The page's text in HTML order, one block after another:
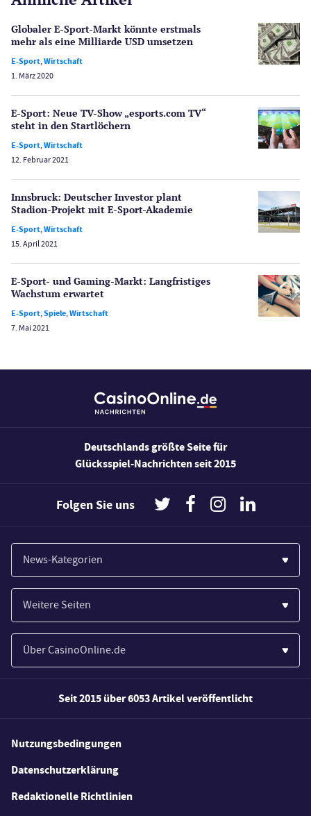
Lotterie
Poker
Schlagzeilen
Spiele
Spielerschutz
Sport
Wetten
Wirtschaft
Merkur Casinos
Casino Testberichte
Bonus Ohne Einzahlung
Slot Freispiele
Globaler E-Sport-Markt könnte erstmals
mehr als eine Milliarde USD umsetzen
E-Sport,Wirtschaft
1. März 2020
E-Sport: Neue TV-Show „esports.com TV“
steht in den Startlöchern
E-Sport,Wirtschaft
12. Februar 2021
Innsbruck: Deutscher Investor plant
Stadion-Projekt mit E-Sport-Akademie
E-Sport,Wirtschaft
15. April 2021
E-Sport- und Gaming-Markt: Langfristiges
Wachstum erwartet
E-Sport,Spiele,Wirtschaft
7. Mai 2021
Deutschlands größte Seite für
Glücksspiel-Nachrichten seit 2015
Folgen Sie uns
News-Kategorien
Casinos
Wirtschaft
Spiele
Weitere Seiten
Paypal Casinos
Novoline Casinos
Merkur Casinos
Casino Testberichte
Casino Bonus Angebote
Kostenlose Spiele
Über CasinoOnline.de
Wie wir bewerten
FAQs
Seit 2015 über 6053 Artikel veröffentlicht
Nutzungsbedingungen
Datenschutzerklärung
Redaktionelle Richtlinien